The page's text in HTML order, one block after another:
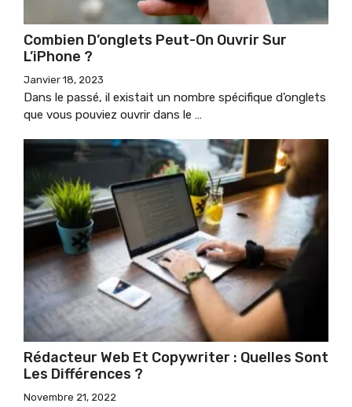
Combien D’onglets Peut-On Ouvrir Sur
L’iPhone ?
Janvier 18, 2023
Dans le passé, il existait un nombre spécifique d’onglets
que vous pouviez ouvrir dans le …
Rédacteur Web Et Copywriter : Quelles Sont
Les Différences ?
Novembre 21, 2022